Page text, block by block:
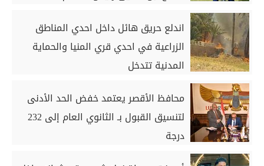
اندلع حريق هائل داخل احدي المناطق
الزراعية في احدي قري المنيا والحماية
المدنية تتدخل
محافظ الأقصر يعتمد خفض الحد الأدنى
لتنسيق القبول بـ الثانوي العام إلى 232
درجة